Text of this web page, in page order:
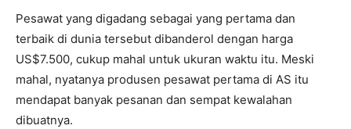
Pesawat yang digadang sebagai yang pertama dan
terbaik di dunia tersebut dibanderol dengan harga
US$7.500, cukup mahal untuk ukuran waktu itu. Meski
mahal, nyatanya produsen pesawat pertama di AS itu
mendapat banyak pesanan dan sempat kewalahan
dibuatnya.